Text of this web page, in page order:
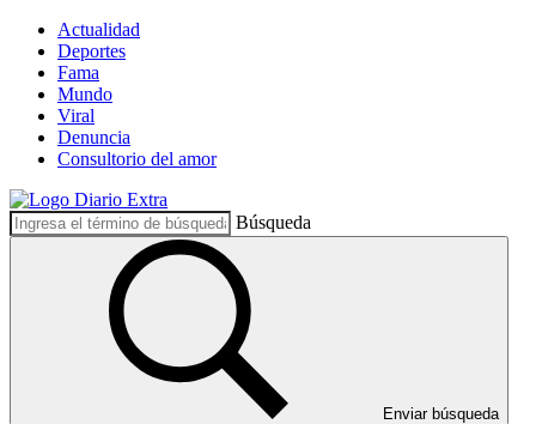
Actualidad
Deportes
Fama
Mundo
Viral
Denuncia
Consultorio del amor
Búsqueda
Enviar búsqueda